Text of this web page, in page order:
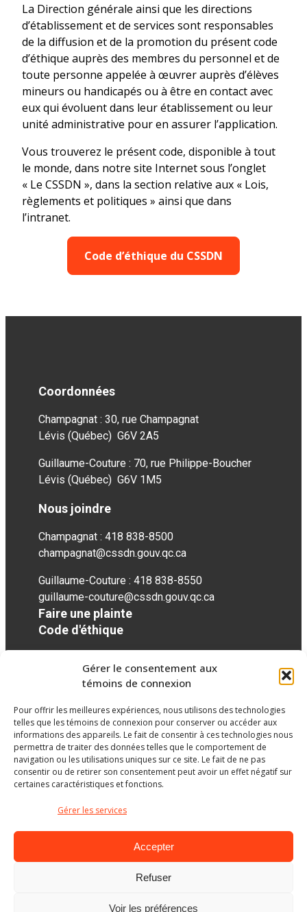
Gérer le consentement aux
témoins de connexion
Pour offrir les meilleures expériences, nous utilisons des technologies
telles que les témoins de connexion pour conserver ou accéder aux
informations des appareils. Le fait de consentir à ces technologies nous
permettra de traiter des données telles que le comportement de
navigation ou les utilisations uniques sur ce site. Le fait de ne pas
consentir ou de retirer son consentement peut avoir un effet négatif sur
certaines caractéristiques et fonctions.
Gérer les services
Accepter
Refuser
Voir les préférences
La Direction générale ainsi que les directions
d’établissement et de services sont responsables
de la diffusion et de la promotion du présent code
d’éthique auprès des membres du personnel et de
toute personne appelée à œuvrer auprès d’élèves
mineurs ou handicapés ou à être en contact avec
eux qui évoluent dans leur établissement ou leur
unité administrative pour en assurer l’application.
Vous trouverez le présent code, disponible à tout
le monde, dans notre site Internet sous l’onglet
« Le CSSDN », dans la section relative aux « Lois,
règlements et politiques » ainsi que dans
l’intranet.
Code d’éthique du CSSDN
Coordonnées
Champagnat : 30, rue Champagnat
Lévis (Québec) G6V 2A5
Guillaume-Couture : 70, rue Philippe-Boucher
Lévis (Québec) G6V 1M5
Nous joindre
Champagnat : 418 838-8500
champagnat@cssdn.gouv.qc.ca
Guillaume-Couture : 418 838-8550
guillaume-couture@cssdn.gouv.qc.ca
Faire une plainte
Code d'éthique
Réseaux sociaux
twittergoogleplusgoogleplusgoogleplusgoogleplusgoogleplus
Ministère de l’Éducation